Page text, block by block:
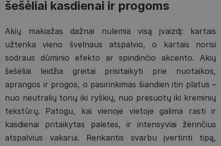
šešėliai kasdienai ir progoms
Akių makiažas dažnai nulemia visą įvaizdį: kartais
užtenka vieno švelnaus atspalvio, o kartais norisi
sodraus dūminio efekto ar spindinčio akcento. Akių
šešėliai leidžia greitai prisitaikyti prie nuotaikos,
aprangos ir progos, o pasirinkimas šiandien itin platus –
nuo neutralių tonų iki ryškių, nuo presuotų iki kreminių
tekstūrų. Patogu, kai vienoje vietoje galima rasti ir
kasdienai pritaikytas paletes, ir intensyviai žėrinčius
atspalvius vakarui. Renkantis svarbu įvertinti tipą,